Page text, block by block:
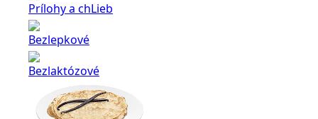
Prílohy a chLieb
Bezlepkové
Bezlaktózové